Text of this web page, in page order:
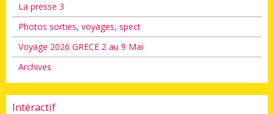
La presse 3
Photos sorties, voyages, spect
Voyage 2026 GRECE 2 au 9 Mai
Archives
Intéractif